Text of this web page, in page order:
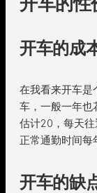
开车的成
在我看来开车是
车，一般一年也
估计20，每天
正常通勤时间每
开车的缺